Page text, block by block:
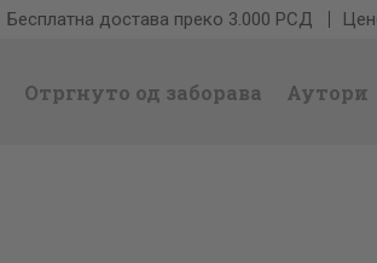
Бесплатна достава преко 3.000 РСД
Отргнуто од заборава Аутори